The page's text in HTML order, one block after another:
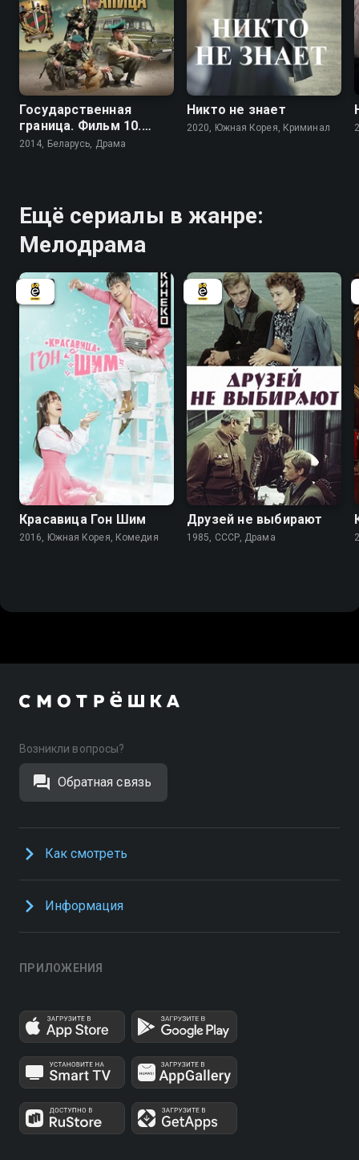
6.4
Государственная
граница. Фильм 10.
Афганский капкан
2014, Беларусь, Драма
7.7 7.8
Никто не знает
2020, Южная Корея, Криминал
Ещё сериалы в жанре:
Мелодрама
7.7 7.3
Красавица Гон Шим
2016, Южная Корея, Комедия
Друзей не выбирают
1985, СССР, Драма
Возникли вопросы?
Обратная связь
Как смотреть
Информация
ПРИЛОЖЕНИЯ